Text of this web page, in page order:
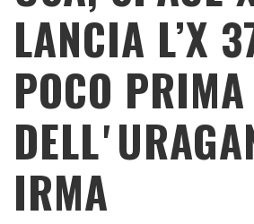
LANCIA L’X
POCO PRIMA
IRMA